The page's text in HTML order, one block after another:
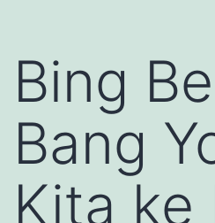
Bing
Bang
Kita ke